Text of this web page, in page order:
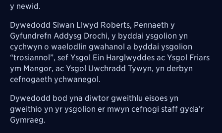
y newid.
Dywedodd Siwan Llwyd Roberts, Pennaeth y
Gyfundrefn Addysg Drochi, y byddai ysgolion yn
cychwyn o waelodlin gwahanol a byddai ysgolion
“trosiannol”, sef Ysgol Ein Harglwyddes ac Ysgol Friars
ym Mangor, ac Ysgol Uwchradd Tywyn, yn derbyn
cefnogaeth ychwanegol.
Dywedodd bod yna diwtor gweithlu eisoes yn
gweithio yn yr ysgolion er mwyn cefnogi staff gyda’r
Gymraeg.